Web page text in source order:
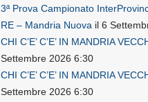
3ª Prova Campionato
RE – Mandria Nuova il 6
CHI C’E’ C’E’ IN MANDRIA
Settembre 2026 6:30
CHI C’E’ C’E’ IN MANDRIA
Settembre 2026 6:30